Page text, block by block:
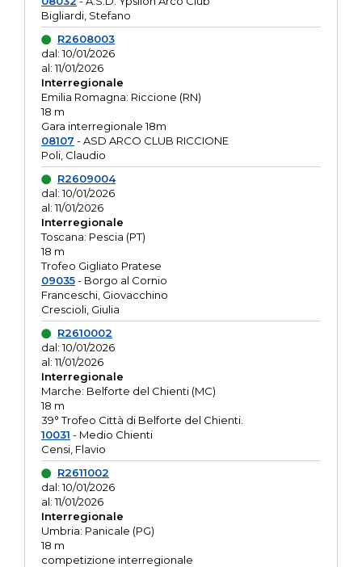
Bigliardi, Stefano
R2608003
dal: 10/01/2026
al: 11/01/2026
Interregionale
Emilia Romagna: Riccione (RN)
18 m
Gara interregionale 18m
08107 - ASD ARCO CLUB RICCIONE
Poli, Claudio
R2609004
dal: 10/01/2026
al: 11/01/2026
Interregionale
Toscana: Pescia (PT)
18 m
Trofeo Gigliato Pratese
09035- Borgo al Cornio
Franceschi, Giovacchino
Crescioli, Giulia
R2610002
dal: 10/01/2026
al: 11/01/2026
Interregionale
Marche: Belforte del Chienti (MC)
18 m
39° Trofeo Città di Belforte del Chienti.
10031 - Medio Chienti
Censi, Flavio
R2611002
dal: 10/01/2026
al: 11/01/2026
Interregionale
Umbria: Panicale (PG)
18 m
competizione interregionale